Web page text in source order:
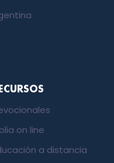
on line
a distancia